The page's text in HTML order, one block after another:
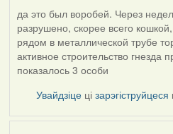
да это был воробей. Через
разрушено, скорее всего
рядом в металлической трубе
активное строительство гнезда
показалось 3 особи
Увайдзіце цізарэгіструйцеся